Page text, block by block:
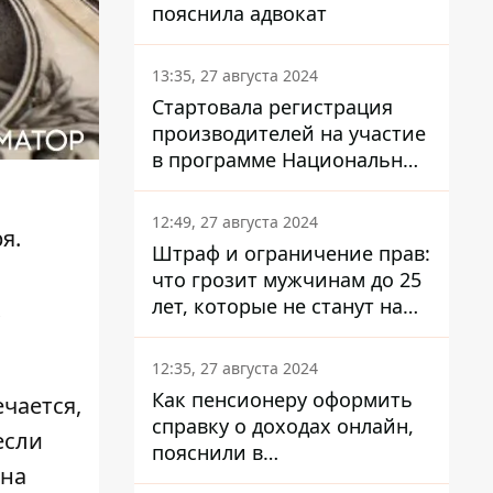
пояснила адвокат
13:35, 27 августа 2024
Стартовала регистрация
производителей на участие
в программе Национальный
кэшбек: как это сделать
через портал Дія
12:49, 27 августа 2024
Штраф и ограничение прав:
что грозит мужчинам до 25
лет, которые не станут на
военный учет
12:35, 27 августа 2024
Как пенсионеру оформить
справку о доходах онлайн,
пояснили в
Минсоцполитики